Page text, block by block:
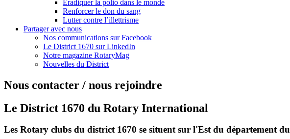
Éradiquer la polio dans le monde
Renforcer le don du sang
Lutter contre l’illettrisme
Partager avec nous
Nos communications sur Facebook
Le District 1670 sur LinkedIn
Notre magazine RotaryMag
Nouvelles du District
Nous contacter / nous rejoindre
Le District 1670 du Rotary International
Les Rotary clubs du district 1670 se situent sur l'Est du département